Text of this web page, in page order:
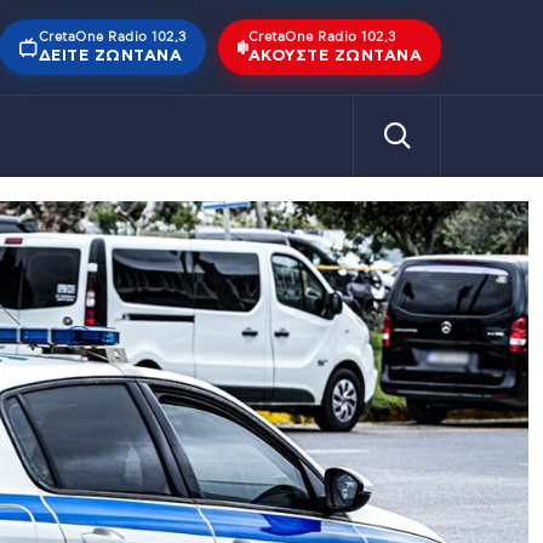
CretaOne Radio 102,3
ΔΕΊΤΕ ΖΩΝΤΑΝΆ
CretaOne Radio 102,3
ΑΚΟΎΣΤΕ ΖΩΝΤΑΝΆ